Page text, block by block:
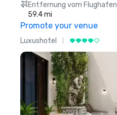
Entfernung vom Flughafen
59.4 mi
Promote your venue
Luxushotel